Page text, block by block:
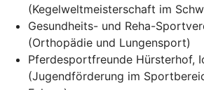
(Kegelweltmeisterschaft im
Gesundheits- und Reha-
(Orthopädie und Lungensport)
Pferdesportfreunde Hürsterhof,
(Jugendförderung im